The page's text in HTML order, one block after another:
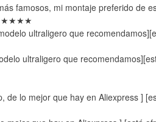
famosos, mi montaje preferido de
ultraligero que
ultraligero que
de lo mejor que hay en Aliexpress ]